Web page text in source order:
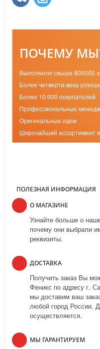
ПОЧЕМУ
Выполнили свыше 800000
Более четверти века
Более 10 000 покупателей
Профессиональные
Оригинальные идеи
Широчайший ассортимент
ПОЛЕЗНАЯ ИНФОРМАЦИЯ
О МАГАЗИНЕ
Узнайте больше о
почему они выбрали
реквизиты.
ДОСТАВКА
Получить заказ Вы
Феникс по адресу г.
мы доставим ваш
любой город России.
осуществляется.
МЫ ГАРАНТИРУЕМ